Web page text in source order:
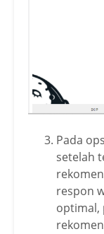
Pada
setelah
respon
optimal,